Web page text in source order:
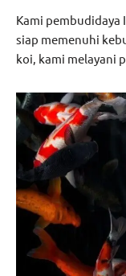
Kami pembudidaya
siap memenuhi
koi, kami melayani